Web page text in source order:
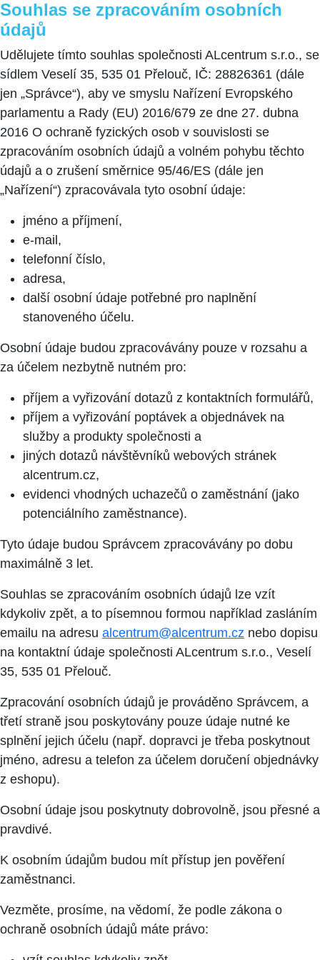
Souhlas se zpracováním osobních
údajů
Udělujete tímto souhlas společnosti ALcentrum s.r.o., se
sídlem Veselí 35, 535 01 Přelouč, IČ: 28826361 (dále
jen „Správce“), aby ve smyslu Nařízení Evropského
parlamentu a Rady (EU) 2016/679 ze dne 27. dubna
2016 O ochraně fyzických osob v souvislosti se
zpracováním osobních údajů a volném pohybu těchto
údajů a o zrušení směrnice 95/46/ES (dále jen
„Nařízení“) zpracovávala tyto osobní údaje:
jméno a příjmení,
e-mail,
telefonní číslo,
adresa,
další osobní údaje potřebné pro naplnění
stanoveného účelu.
Osobní údaje budou zpracovávány pouze v rozsahu a
za účelem nezbytně nutném pro:
příjem a vyřizování dotazů z kontaktních formulářů,
příjem a vyřizování poptávek a objednávek na
služby a produkty společnosti a
jiných dotazů návštěvníků webových stránek
alcentrum.cz,
evidenci vhodných uchazečů o zaměstnání (jako
potenciálního zaměstnance).
Tyto údaje budou Správcem zpracovávány po dobu
maximálně 3 let.
Souhlas se zpracováním osobních údajů lze vzít
kdykoliv zpět, a to písemnou formou například zasláním
emailu na adresu alcentrum@alcentrum.cz nebo dopisu
na kontaktní údaje společnosti ALcentrum s.r.o., Veselí
35, 535 01 Přelouč.
Zpracování osobních údajů je prováděno Správcem, a
třetí straně jsou poskytovány pouze údaje nutné ke
splnění jejich účelu (např. dopravci je třeba poskytnout
jméno, adresu a telefon za účelem doručení objednávky
z eshopu).
Osobní údaje jsou poskytnuty dobrovolně, jsou přesné a
pravdivé.
K osobním údajům budou mít přístup jen pověření
zaměstnanci.
Vezměte, prosíme, na vědomí, že podle zákona o
ochraně osobních údajů máte právo: